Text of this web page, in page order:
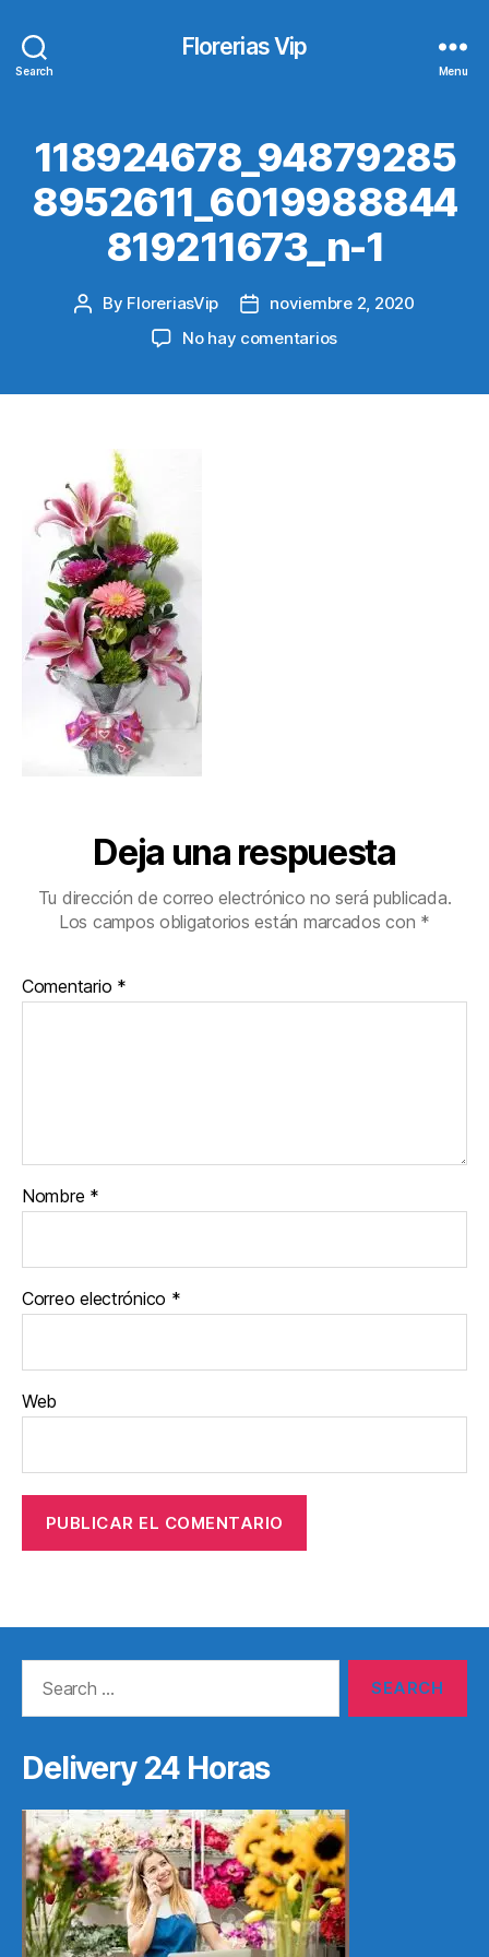
Search
Florerias Vip
Menu
118924678_94879285
8952611_6019988844
819211673_n-1
Post
By FloreriasVip
Postnoviembre 2, 2020
No hay comentariosen
Deja una respuesta
Tu dirección de correo electrónico no será publicada.
Los campos obligatorios están marcados con *
Comentario *
Nombre *
Correo electrónico *
Web
Delivery 24 Horas